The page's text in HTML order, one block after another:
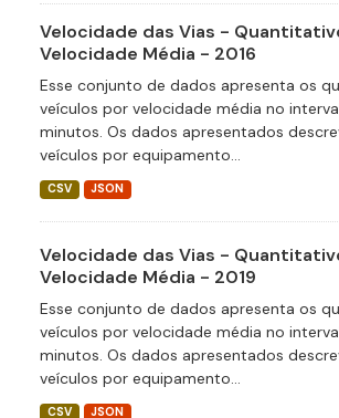
Velocidade das Vias -
Velocidade Média - 2016
Esse conjunto de dados apresenta os
veículos por velocidade média no
minutos. Os dados apresentados
veículos por equipamento...
CSV JSON
Velocidade das Vias -
Velocidade Média - 2019
Esse conjunto de dados apresenta os
veículos por velocidade média no
minutos. Os dados apresentados
veículos por equipamento...
CSV JSON